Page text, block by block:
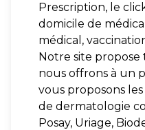
Prescription, le
domicile de
médical,
Notre site
nous offrons à un
vous proposons
de dermatologie
Posay, Uriage,